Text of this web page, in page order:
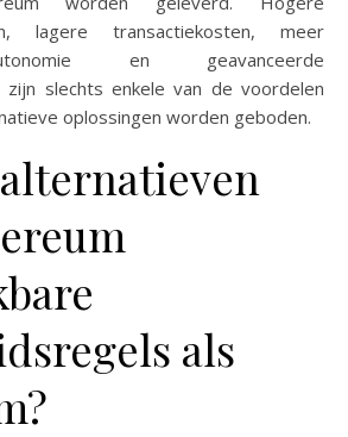
lagere transactiekosten, meer
en geavanceerde
zijn slechts enkele van de voordelen
oplossingen worden geboden.
als